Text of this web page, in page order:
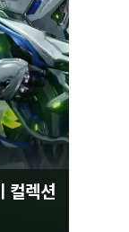
컬렉션